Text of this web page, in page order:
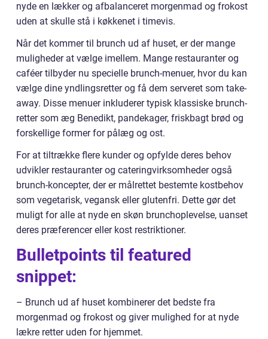
nyde en lækker og afbalanceret morgenmad og frokost
uden at skulle stå i køkkenet i timevis.
Når det kommer til brunch ud af huset, er der mange
muligheder at vælge imellem. Mange restauranter og
caféer tilbyder nu specielle brunch-menuer, hvor du kan
vælge dine yndlingsretter og få dem serveret som take-
away. Disse menuer inkluderer typisk klassiske brunch-
retter som æg Benedikt, pandekager, friskbagt brød og
forskellige former for pålæg og ost.
For at tiltrække flere kunder og opfylde deres behov
udvikler restauranter og cateringvirksomheder også
brunch-koncepter, der er målrettet bestemte kostbehov
som vegetarisk, vegansk eller glutenfri. Dette gør det
muligt for alle at nyde en skøn brunchoplevelse, uanset
deres præferencer eller kost restriktioner.
Bulletpoints til featured
snippet:
– Brunch ud af huset kombinerer det bedste fra
morgenmad og frokost og giver mulighed for at nyde
lækre retter uden for hjemmet.